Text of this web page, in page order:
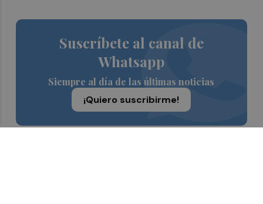
Suscríbete al canal de
Whatsapp
Siempre al día de las últimas noticias
¡Quiero suscribirme!